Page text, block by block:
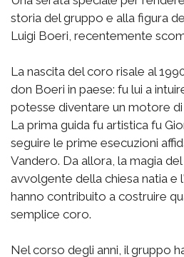
storia del gruppo e alla figura
Luigi Boeri, recentemente
La nascita del coro risale al
don Boeri in paese: fu lui a
potesse diventare un motore
La prima guida fu artistica fu
seguire le prime esecuzioni
Vandero. Da allora, la magia
avvolgente della chiesa natia e
hanno contribuito a costruire
semplice coro.
Nel corso degli anni, il gruppo